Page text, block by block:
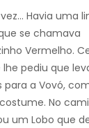
Havia uma
se chamava
Vermelho.
pediu que
para a Vovó,
No
um Lobo que